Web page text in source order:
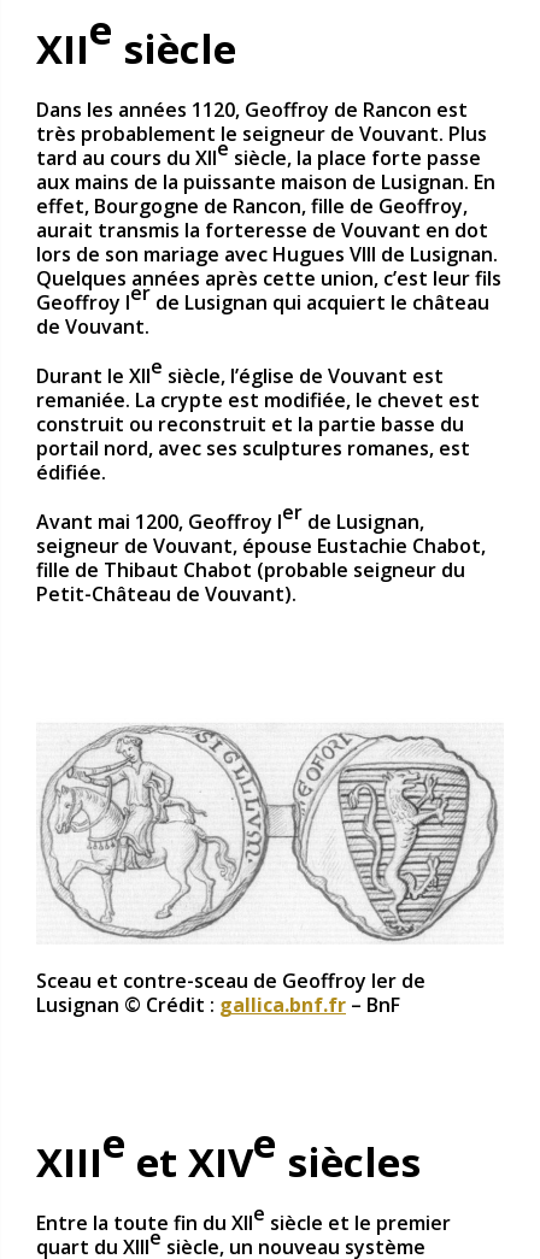
XIIe siècle
Dans les années 1120, Geoffroy de Rancon est
très probablement le seigneur de Vouvant. Plus
tard au cours du XIIe siècle, la place forte passe
aux mains de la puissante maison de Lusignan. En
effet, Bourgogne de Rancon, fille de Geoffroy,
aurait transmis la forteresse de Vouvant en dot
lors de son mariage avec Hugues VIII de Lusignan.
Quelques années après cette union, c’est leur fils
Geoffroy Ier de Lusignan qui acquiert le château
de Vouvant.
Durant le XIIe siècle, l’église de Vouvant est
remaniée. La crypte est modifiée, le chevet est
construit ou reconstruit et la partie basse du
portail nord, avec ses sculptures romanes, est
édifiée.
Avant mai 1200, Geoffroy Ier de Lusignan,
seigneur de Vouvant, épouse Eustachie Chabot,
fille de Thibaut Chabot (probable seigneur du
Petit-Château de Vouvant).
Sceau et contre-sceau de Geoffroy Ier de
Lusignan © Crédit : gallica.bnf.fr – BnF
XIIIe et XIVe siècles
Entre la toute fin du XIIe siècle et le premier
quart du XIIIe siècle, un nouveau système